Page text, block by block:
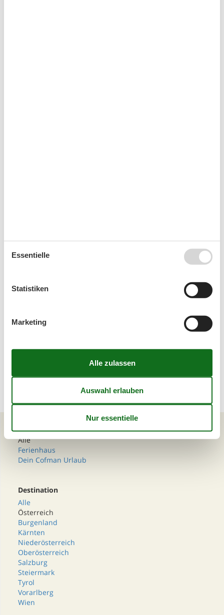
Luxus Ferienhaus Salzburg
<< < 1 2 3 4 5 6 ... > >>
Alle
Ferienhaus
Dein Cofman Urlaub
Destination
Alle
Österreich
Burgenland
Kärnten
Niederösterreich
Oberösterreich
Salzburg
Steiermark
Tyrol
Vorarlberg
Wien
Essentielle
Statistiken
Marketing